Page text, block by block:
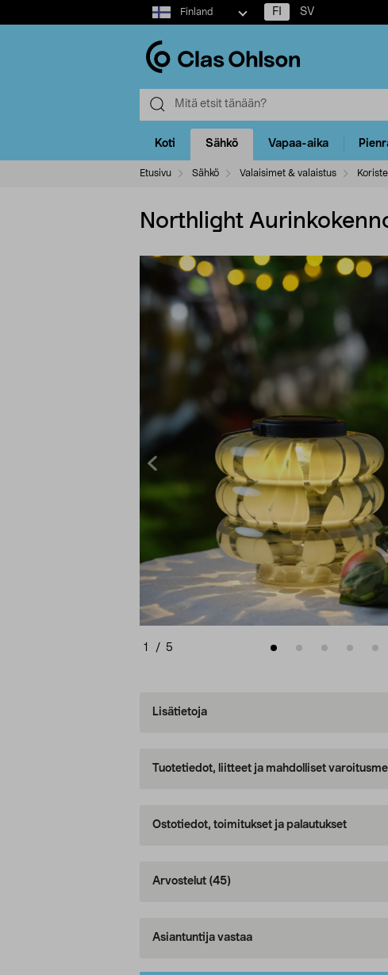
Select
market
Finland FI SV
Koti Sähkö Vapaa-aika
Etusivu Sähkö Valaisimet & valaistus
Northlight
1 / 5
Lisätietoja
Tuotetiedot, liitteet ja mahdolliset
Ostotiedot, toimitukset ja palautukset
Arvostelut (45)
Asiantuntija vastaa